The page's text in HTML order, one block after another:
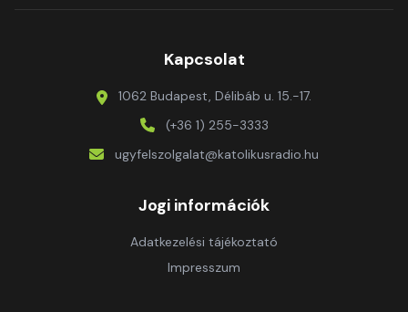
Kapcsolat
1062 Budapest, Délibáb u. 15.-17.
(+36 1) 255-3333
ugyfelszolgalat@katolikusradio.hu
Jogi információk
Adatkezelési tájékoztató
Impresszum